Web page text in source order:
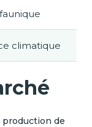
climatique
production de